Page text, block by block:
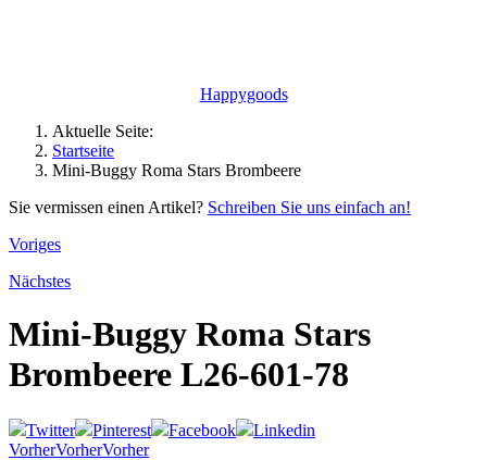
Happygoods
Aktuelle Seite:
Startseite
Mini-Buggy Roma Stars Brombeere
Sie vermissen einen Artikel? Schreiben Sie uns einfach an!
Voriges
Nächstes
Mini-Buggy Roma Stars
Brombeere L26-601-78
Twitter Pinterest Facebook
Linkedin
VorherVorherVorher